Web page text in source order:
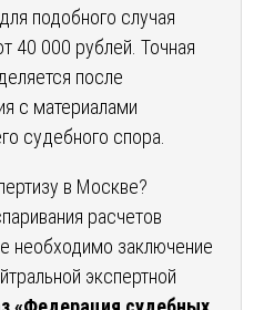
подобного случая
40 000 рублей. Точная
после
с материалами
судебного спора.
в Москве?
расчетов
необходимо заключение
экспертной